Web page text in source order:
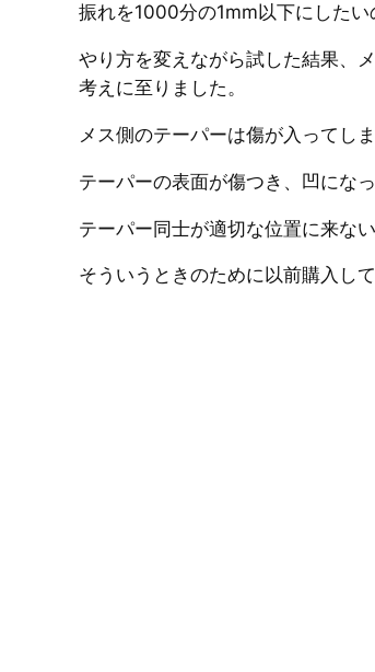
振れを1000分の1mm以下にしたい
やり方を変えながら試した結果、
考えに至りました。
メス側のテーパーは傷が入ってし
テーパーの表面が傷つき、凹にな
テーパー同士が適切な位置に来な
そういうときのために以前購入し